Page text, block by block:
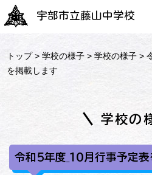
宇部市立藤山中学校
トップ>学校の様子 >学校の様子 >
を掲載します
学校の
令和５年度_１０月行事予定